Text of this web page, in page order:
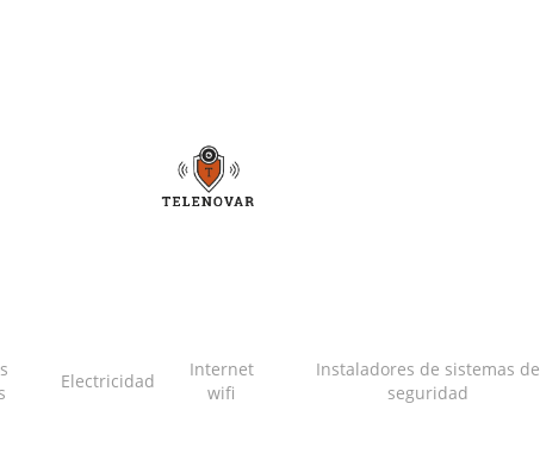
Electricidad
Internet
wifi
Instaladores de sistemas de
seguridad